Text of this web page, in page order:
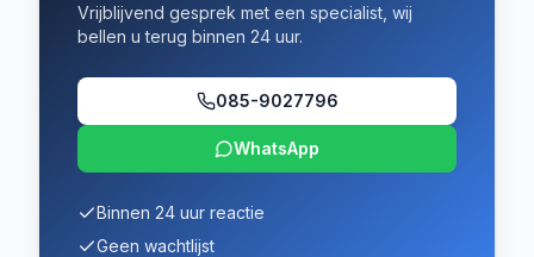
Vrijblijvend gesprek met een specialist, wij
bellen u terug binnen 24 uur.
085-9027796
WhatsApp
Binnen 24 uur reactie
Geen wachtlijst